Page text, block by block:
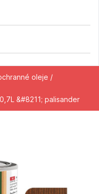
oleje /
&#8211; palisander